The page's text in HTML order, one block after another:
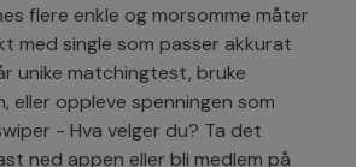
flere enkle og morsomme måter
med single som passer akkurat
unike matchingtest, bruke
eller oppleve spenningen som
- Hva velger du? Ta det
ned appen eller bli medlem på